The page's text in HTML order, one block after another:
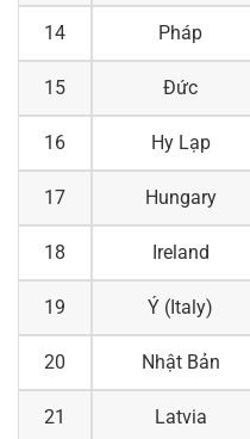
14 Pháp
15 Đức
16 Hy Lạp
17 Hungary
18 Ireland
19 Ý (Italy)
20 Nhật Bản
21 Latvia